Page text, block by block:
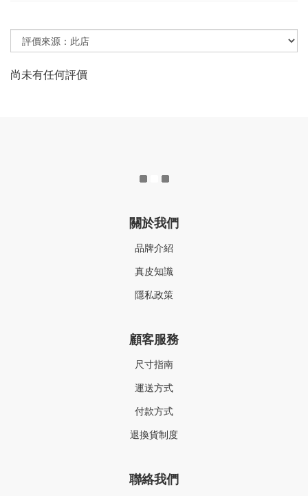
尚未有任何評價
關於我們
品牌介紹
真皮知識
隱私政策
顧客服務
尺寸指南
運送方式
付款方式
退換貨制度
聯絡我們